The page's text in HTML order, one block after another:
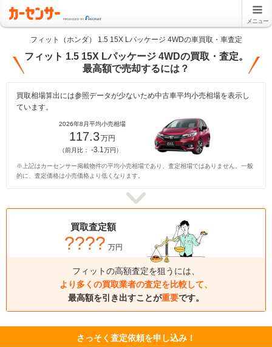
メニュー
フィット（ホンダ） 1.5 15X Lパッケージ 4WDの車買取・車査定
フィット 1.5 15X Lパッケージ 4WDの買取・査定。
最高額で売却するには？
買取相場算出には参照データが少ないため中古車平均小売相場を表示し
ています。
2026年8月平均小売相場
117.3万円
（前月比： -3.1万円）
※上記はカーセンサー掲載物件の平均小売相場であり、査定相場ではありません。一般
的に、査定価格は小売価格より低くなります。
買取査定額
???? 万円
フィットの高額査定を狙うには、
より多くの買取業者の査定を比較して、
最高額を引き出すことが重要です。
さっそく査定依頼を申し込み！